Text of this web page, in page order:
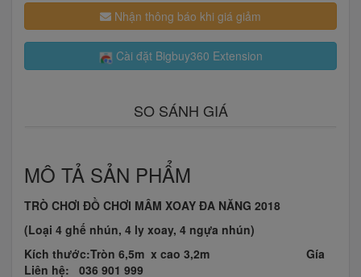
Nhận thông báo khi giá giảm
Cài đặt Bigbuy360 Extension
SO SÁNH GIÁ
MÔ TẢ SẢN PHẨM
TRÒ CHƠI ĐỒ CHƠI MÂM XOAY ĐA NĂNG 2018
(Loại 4 ghế nhún, 4 ly xoay, 4 ngựa nhún)
Kích thước:Tròn 6,5m x cao 3,2m
Gía
Liên hệ:
036 901 999